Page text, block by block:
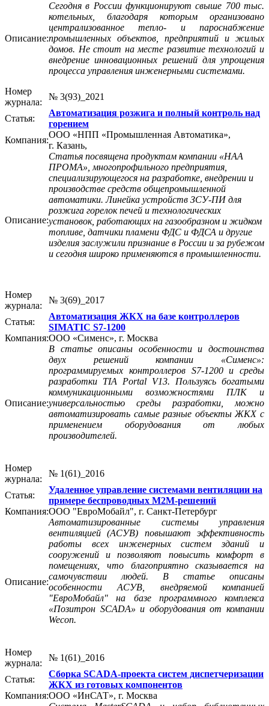
Описание:
Сегодня в России функционируют свыше 700 тыс.
котельных, благодаря которым организовано
централизованное тепло- и пароснабжение
промышленных объектов, предприятий и жилых
домов. Не стоит на месте развитие технологий и
внедрение инновационных решений для упрощения
процесса управления инженерными системами.
Номер
журнала:
№ 3(93)_2021
Статья:
Автоматизация розжига и полный контроль над
горением
Компания:
ООО «НПП «Промышленная Автоматика»,
г. Казань,
Описание:
Статья посвящена продуктам компании «НАА
ПРОМА», многопрофильного предприятия,
специализирующегося на разработке, внедрении и
производстве средств общепромышленной
автоматики. Линейка устройств ЗСУ-ПИ для
розжига горелок печей и технологических
установок, работающих на газообразном и жидком
топливе, датчики пламени ФДС и ФДСА и другие
изделия заслужили признание в России и за рубежом
и сегодня широко применяются в промышленности.
Номер
журнала:
№ 3(69)_2017
Статья:
Автоматизация ЖКХ на базе контроллеров
SIMATIC S7-1200
Компания:ООО «Сименс», г. Москва
Описание:
В статье описаны особенности и достоинства
двух решений компании «Сименс»:
программируемых контроллеров S7-1200 и среды
разработки TIA Portal V13. Пользуясь богатыми
коммуникационными возможностями ПЛК и
универсальностью среды разработки, можно
автоматизировать самые разные объекты ЖКХ с
применением оборудования от любых
производителей.
Номер
журнала:
№ 1(61)_2016
Статья:
Удаленное управление системами вентиляции на
примере беспроводных М2М-решений
Компания:ООО "ЕвроМобайл", г. Санкт-Петербург
Описание:
Автоматизированные системы управления
вентиляцией (АСУВ) повышают эффективность
работы всех инженерных систем зданий и
сооружений и позволяют повысить комфорт в
помещениях, что благоприятно сказывается на
самочувствии людей. В статье описаны
особенности АСУВ, внедряемой компанией
"ЕвроМобайл" на базе программного комплекса
«Позитрон SCADA» и оборудования от компании
Wecon.
Номер
журнала:
№ 1(61)_2016
Статья:
Сборка SCADA-проекта систем диспетчеризации
ЖКХ из готовых компонентов
Компания:OOО «ИнСАТ», г. Москва